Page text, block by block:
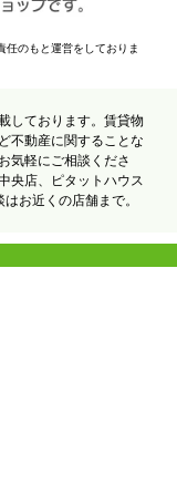
のもと運営をしておりま
しております。賃貸物
不動産に関することな
気軽にご相談くださ
央店、ピタットハウス
お近くの店舗まで。